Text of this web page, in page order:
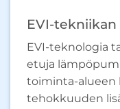
EVI-
EVI-teknologia
etuja
toiminta-alueen
tehokkuuden